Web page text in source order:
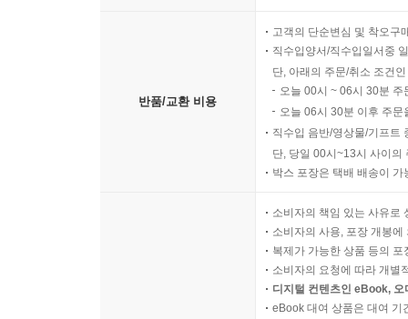
반품/교환 비용
고객의 단순변심 및 착오구
직수입양서/직수입일서중
단, 아래의 주문/취소 조건
오늘 00시 ~ 06시 30분
오늘 06시 30분 이후 주
직수입 음반/영상물/기프트
단, 당일 00시~13시 사이의
박스 포장은 택배 배송이
소비자의 책임 있는 사유로
소비자의 사용, 포장 개봉
복제가 가능한 상품 등의
소비자의 요청에 따라 개별
디지털 컨텐츠인 eBook,
eBook 대여 상품은 대여 기